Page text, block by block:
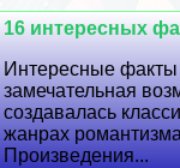
16 интересных
Интересные факты
замечательная
создавалась
жанрах
Произведения...